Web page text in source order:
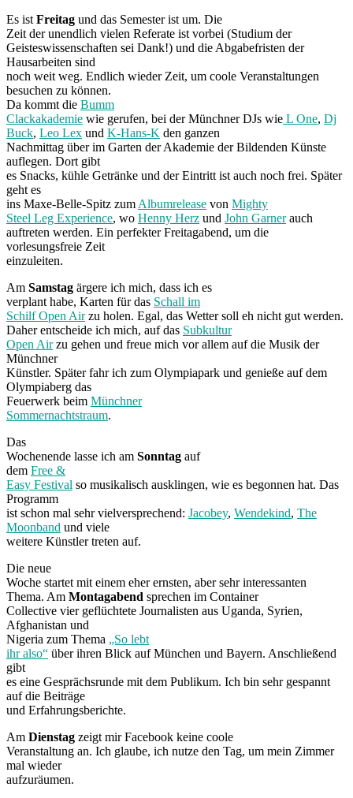
Es ist Freitag und das Semester ist um. Die
Zeit der unendlich vielen Referate ist vorbei (Studium der
Geisteswissenschaften sei Dank!) und die Abgabefristen der
Hausarbeiten sind
noch weit weg. Endlich wieder Zeit, um coole Veranstaltungen
besuchen zu können.
Da kommt die Bumm
Clackakademie wie gerufen, bei der Münchner DJs wie L One, Dj
Buck, Leo Lex und K-Hans-K den ganzen
Nachmittag über im Garten der Akademie der Bildenden Künste
auflegen. Dort gibt
es Snacks, kühle Getränke und der Eintritt ist auch noch frei. Später
geht es
ins Maxe-Belle-Spitz zum Albumrelease von Mighty
Steel Leg Experience, wo Henny Herz und John Garnerauch
auftreten werden. Ein perfekter Freitagabend, um die
vorlesungsfreie Zeit
einzuleiten.
Am Samstag ärgere ich mich, dass ich es
verplant habe, Karten für das Schall im
Schilf Open Airzu holen. Egal, das Wetter soll eh nicht gut werden.
Daher entscheide ich mich, auf das Subkultur
Open Airzu gehen und freue mich vor allem auf die Musik der
Münchner
Künstler. Später fahr ich zum Olympiapark und genieße auf dem
Olympiaberg das
Feuerwerk beim Münchner
Sommernachtstraum.
Das
Wochenende lasse ich am Sonntag auf
dem Free &
Easy Festival so musikalisch ausklingen, wie es begonnen hat. Das
Programm
ist schon mal sehr vielversprechend: Jacobey, Wendekind, The
Moonband und viele
weitere Künstler treten auf.
Die neue
Woche startet mit einem eher ernsten, aber sehr interessanten
Thema. Am Montagabend sprechen im Container
Collective vier geflüchtete Journalisten aus Uganda, Syrien,
Afghanistan und
Nigeria zum Thema „So lebt
ihr also“ über ihren Blick auf München und Bayern. Anschließend
gibt
es eine Gesprächsrunde mit dem Publikum. Ich bin sehr gespannt
auf die Beiträge
und Erfahrungsberichte.
Am Dienstag zeigt mir Facebook keine coole
Veranstaltung an. Ich glaube, ich nutze den Tag, um mein Zimmer
mal wieder
aufzuräumen.